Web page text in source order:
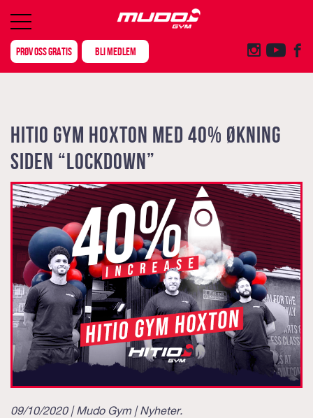
PRØV OSS GRATIS BLI MEDLEM
HITIO GYM HOXTON MED 40% ØKNING
SIDEN “LOCKDOWN”
09/10/2020 | Mudo Gym |Nyheter.